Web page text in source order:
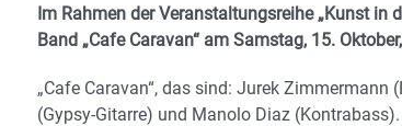
Im Rahmen der Veranstaltungsreihe „Kunst in
Band „Cafe Caravan“ am Samstag, 15.
„Cafe Caravan“, das sind: Jurek
(Gypsy-Gitarre) und Manolo Diaz (Kontrabass).